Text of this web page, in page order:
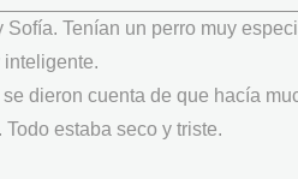
Tenían un perro muy
inteligente.
dieron cuenta de que hacía
estaba seco y triste.